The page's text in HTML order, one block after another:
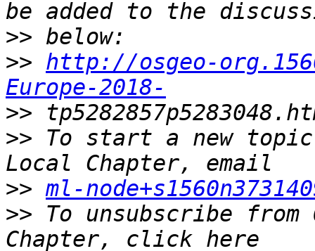
>>
>> http://osgeo-
Europe-2018-
>>
>> To start a new topic
>> ml-
>> To unsubscribe from